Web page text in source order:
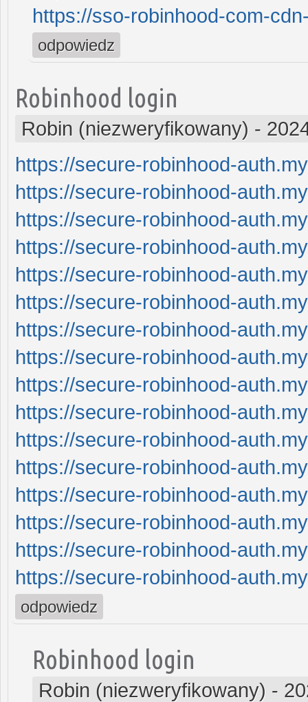
https://sso-robinhood-com-
odpowiedz
Robinhood login
Robin (niezweryfikowany) -
https://secure-robinhood-
https://secure-robinhood-
https://secure-robinhood-
https://secure-robinhood-
https://secure-robinhood-
https://secure-robinhood-
https://secure-robinhood-
https://secure-robinhood-
https://secure-robinhood-
https://secure-robinhood-
https://secure-robinhood-
https://secure-robinhood-
https://secure-robinhood-
https://secure-robinhood-
https://secure-robinhood-
https://secure-robinhood-
odpowiedz
Robinhood login
Robin (niezweryfikowany) -